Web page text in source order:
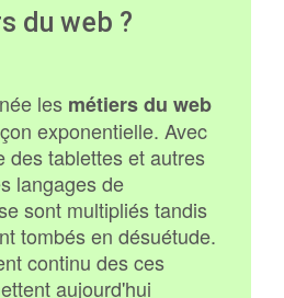
du web ?
les métiers du web
exponentielle. Avec
des tablettes et autres
langages de
sont multipliés tandis
tombés en désuétude.
continu des ces
aujourd'hui